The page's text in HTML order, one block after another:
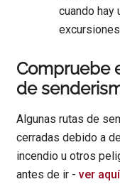
cuando hay
Compruebe
de
Algunas rutas de
cerradas debido a
incendio u otros
antes de ir -ver aquí